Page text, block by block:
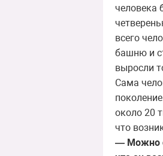
человека
всего
башню и
выросли
Сама
около 20
что
— Можно